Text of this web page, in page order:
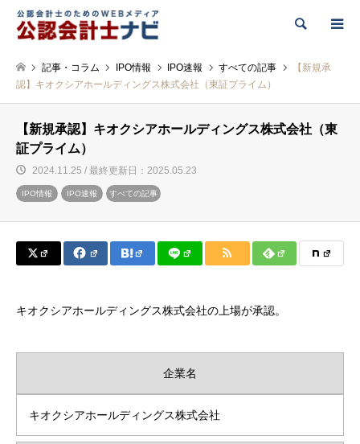
検索
記事・コラム IPO情報 IPO速報 すべての記事
【新規承
認】キオクシアホールディングス株式会社（東証プライム）
【新規承認】キオクシアホールディングス株式会社（東
証プライム）
2024.11.25 / 最終更新日：2025.05.23
IPO情報 IPO速報 すべての記事
キオクシアホールディングス株式会社の上場が承認。
企業名
キオクシアホールディングス株式会社